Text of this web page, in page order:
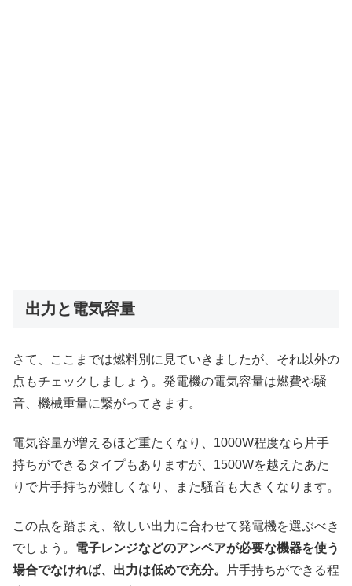
出力と電気容量
さて、ここまでは燃料別に見ていきましたが、それ以外の
点もチェックしましょう。発電機の電気容量は燃費や騒
音、機械重量に繋がってきます。
電気容量が増えるほど重たくなり、1000W程度なら片手
持ちができるタイプもありますが、1500Wを越えたあた
りで片手持ちが難しくなり、また騒音も大きくなります。
この点を踏まえ、欲しい出力に合わせて発電機を選ぶべき
でしょう。 電子レンジなどのアンペアが必要な機器を使う
場合でなければ、出力は低めで充分。
片手持ちができる程